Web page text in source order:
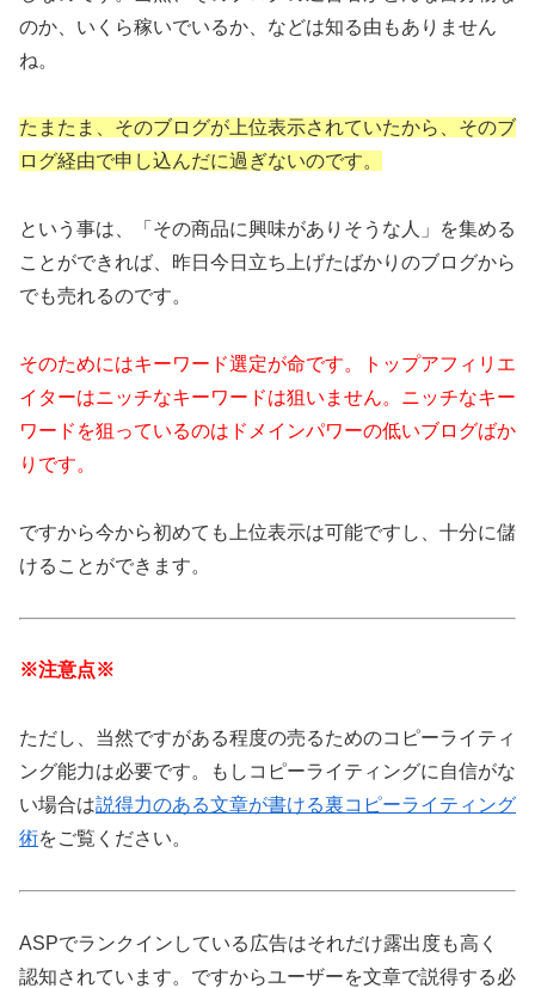
のか、いくら稼いでいるか、などは知る由もありません
ね。
たまたま、そのブログが上位表示されていたから、そのブ
ログ経由で申し込んだに過ぎないのです。
という事は、「その商品に興味がありそうな人」を集める
ことができれば、昨日今日立ち上げたばかりのブログから
でも売れるのです。
そのためにはキーワード選定が命です。トップアフィリエ
イターはニッチなキーワードは狙いません。ニッチなキー
ワードを狙っているのはドメインパワーの低いブログばか
りです。
ですから今から初めても上位表示は可能ですし、十分に儲
けることができます。
※注意点※
ただし、当然ですがある程度の売るためのコピーライティ
ング能力は必要です。もしコピーライティングに自信がな
い場合は説得力のある文章が書ける裏コピーライティング
術をご覧ください。
ASPでランクインしている広告はそれだけ露出度も高く
認知されています。ですからユーザーを文章で説得する必